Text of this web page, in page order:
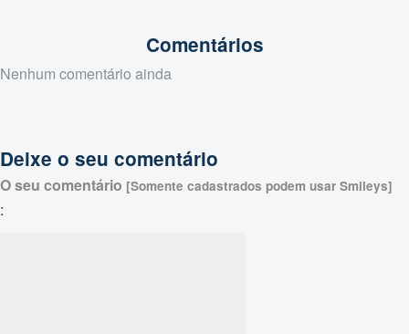
Comentários
Nenhum comentário ainda
Deixe o seu comentário
O seu comentário [Somente cadastrados podem usar Smileys]
: